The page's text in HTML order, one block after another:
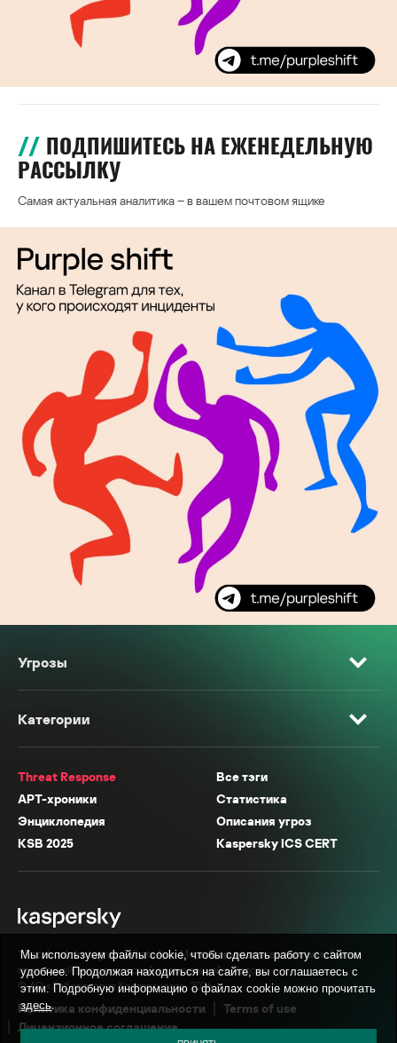
ПОДПИШИТЕСЬ НА ЕЖЕНЕДЕЛЬНУЮ
РАССЫЛКУ
Самая актуальная аналитика – в вашем почтовом ящике
Угрозы
Категории
Threat Response
Все тэги
APT-хроники
Статистика
Энциклопедия
Описания угроз
KSB 2025
Kaspersky ICS CERT
* Facebook, Instagram, WhatsApp, Meta AI принадлежат компании Meta,
признанной экстремистской организацией в России.
© АО «Лаборатория Касперского», 2026.
Политика конфиденциальности
Terms of use
Лицензионное соглашение
Мы используем файлы cookie, чтобы сделать работу с сайтом
удобнее. Продолжая находиться на сайте, вы соглашаетесь с
этим. Подробную информацию о файлах cookie можно прочитать
здесь.